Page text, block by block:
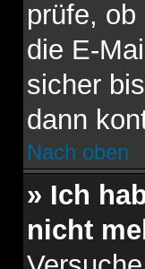
prüfe,
die E-
sicher
dann
Nach oben
» Ich
nicht